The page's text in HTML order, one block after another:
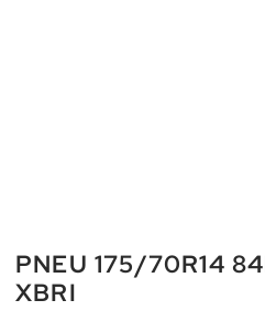
PNEU 175/70R14
XBRI